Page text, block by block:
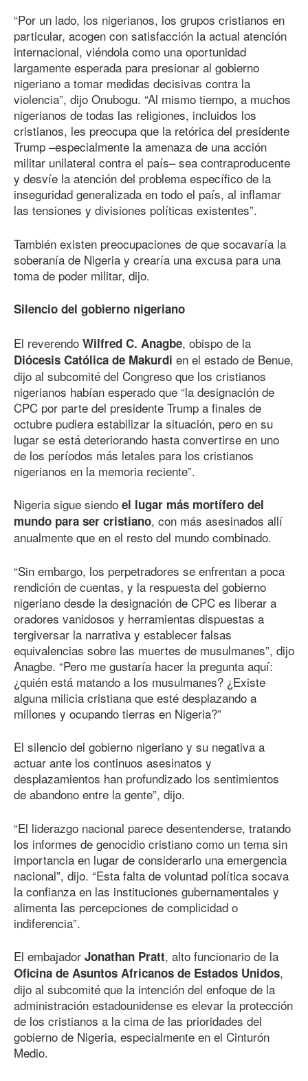
“Por un lado, los nigerianos, los grupos cristianos en
particular, acogen con satisfacción la actual atención
internacional, viéndola como una oportunidad
largamente esperada para presionar al gobierno
nigeriano a tomar medidas decisivas contra la
violencia”, dijo Onubogu. “Al mismo tiempo, a muchos
nigerianos de todas las religiones, incluidos los
cristianos, les preocupa que la retórica del presidente
Trump –especialmente la amenaza de una acción
militar unilateral contra el país– sea contraproducente
y desvíe la atención del problema específico de la
inseguridad generalizada en todo el país, al inflamar
las tensiones y divisiones políticas existentes”.
También existen preocupaciones de que socavaría la
soberanía de Nigeria y crearía una excusa para una
toma de poder militar, dijo.
Silencio del gobierno nigeriano
El reverendo Wilfred C. Anagbe, obispo de la
Diócesis Católica de Makurdi en el estado de Benue,
dijo al subcomité del Congreso que los cristianos
nigerianos habían esperado que “la designación de
CPC por parte del presidente Trump a finales de
octubre pudiera estabilizar la situación, pero en su
lugar se está deteriorando hasta convertirse en uno
de los períodos más letales para los cristianos
nigerianos en la memoria reciente”.
Nigeria sigue siendo el lugar más mortífero del
mundo para ser cristiano, con más asesinados allí
anualmente que en el resto del mundo combinado.
“Sin embargo, los perpetradores se enfrentan a poca
rendición de cuentas, y la respuesta del gobierno
nigeriano desde la designación de CPC es liberar a
oradores vanidosos y herramientas dispuestas a
tergiversar la narrativa y establecer falsas
equivalencias sobre las muertes de musulmanes”, dijo
Anagbe. “Pero me gustaría hacer la pregunta aquí:
¿quién está matando a los musulmanes? ¿Existe
alguna milicia cristiana que esté desplazando a
millones y ocupando tierras en Nigeria?”
El silencio del gobierno nigeriano y su negativa a
actuar ante los continuos asesinatos y
desplazamientos han profundizado los sentimientos
de abandono entre la gente”, dijo.
“El liderazgo nacional parece desentenderse, tratando
los informes de genocidio cristiano como un tema sin
importancia en lugar de considerarlo una emergencia
nacional”, dijo. “Esta falta de voluntad política socava
la confianza en las instituciones gubernamentales y
alimenta las percepciones de complicidad o
indiferencia”.
El embajador Jonathan Pratt, alto funcionario de la
Oficina de Asuntos Africanos de Estados Unidos,
dijo al subcomité que la intención del enfoque de la
administración estadounidense es elevar la protección
de los cristianos a la cima de las prioridades del
gobierno de Nigeria, especialmente en el Cinturón
Medio.